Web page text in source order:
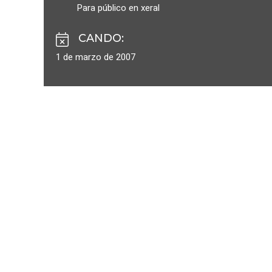
Para público en xeral
CANDO:
1 de marzo de 2007